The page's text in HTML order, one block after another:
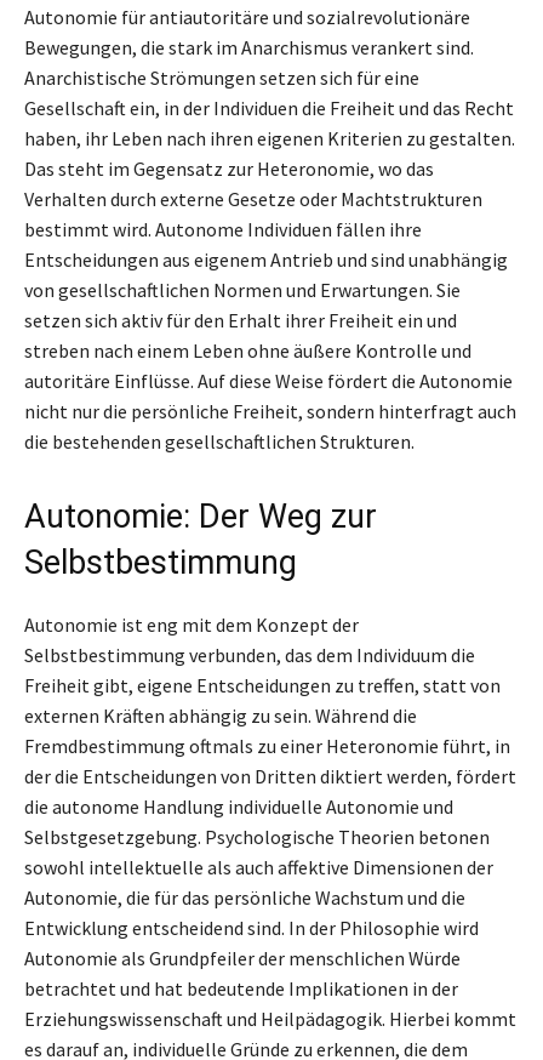
Autonomie für antiautoritäre und sozialrevolutionäre
Bewegungen, die stark im Anarchismus verankert sind.
Anarchistische Strömungen setzen sich für eine
Gesellschaft ein, in der Individuen die Freiheit und das Recht
haben, ihr Leben nach ihren eigenen Kriterien zu gestalten.
Das steht im Gegensatz zur Heteronomie, wo das
Verhalten durch externe Gesetze oder Machtstrukturen
bestimmt wird. Autonome Individuen fällen ihre
Entscheidungen aus eigenem Antrieb und sind unabhängig
von gesellschaftlichen Normen und Erwartungen. Sie
setzen sich aktiv für den Erhalt ihrer Freiheit ein und
streben nach einem Leben ohne äußere Kontrolle und
autoritäre Einflüsse. Auf diese Weise fördert die Autonomie
nicht nur die persönliche Freiheit, sondern hinterfragt auch
die bestehenden gesellschaftlichen Strukturen.
Autonomie: Der Weg zur
Selbstbestimmung
Autonomie ist eng mit dem Konzept der
Selbstbestimmung verbunden, das dem Individuum die
Freiheit gibt, eigene Entscheidungen zu treffen, statt von
externen Kräften abhängig zu sein. Während die
Fremdbestimmung oftmals zu einer Heteronomie führt, in
der die Entscheidungen von Dritten diktiert werden, fördert
die autonome Handlung individuelle Autonomie und
Selbstgesetzgebung. Psychologische Theorien betonen
sowohl intellektuelle als auch affektive Dimensionen der
Autonomie, die für das persönliche Wachstum und die
Entwicklung entscheidend sind. In der Philosophie wird
Autonomie als Grundpfeiler der menschlichen Würde
betrachtet und hat bedeutende Implikationen in der
Erziehungswissenschaft und Heilpädagogik. Hierbei kommt
es darauf an, individuelle Gründe zu erkennen, die dem